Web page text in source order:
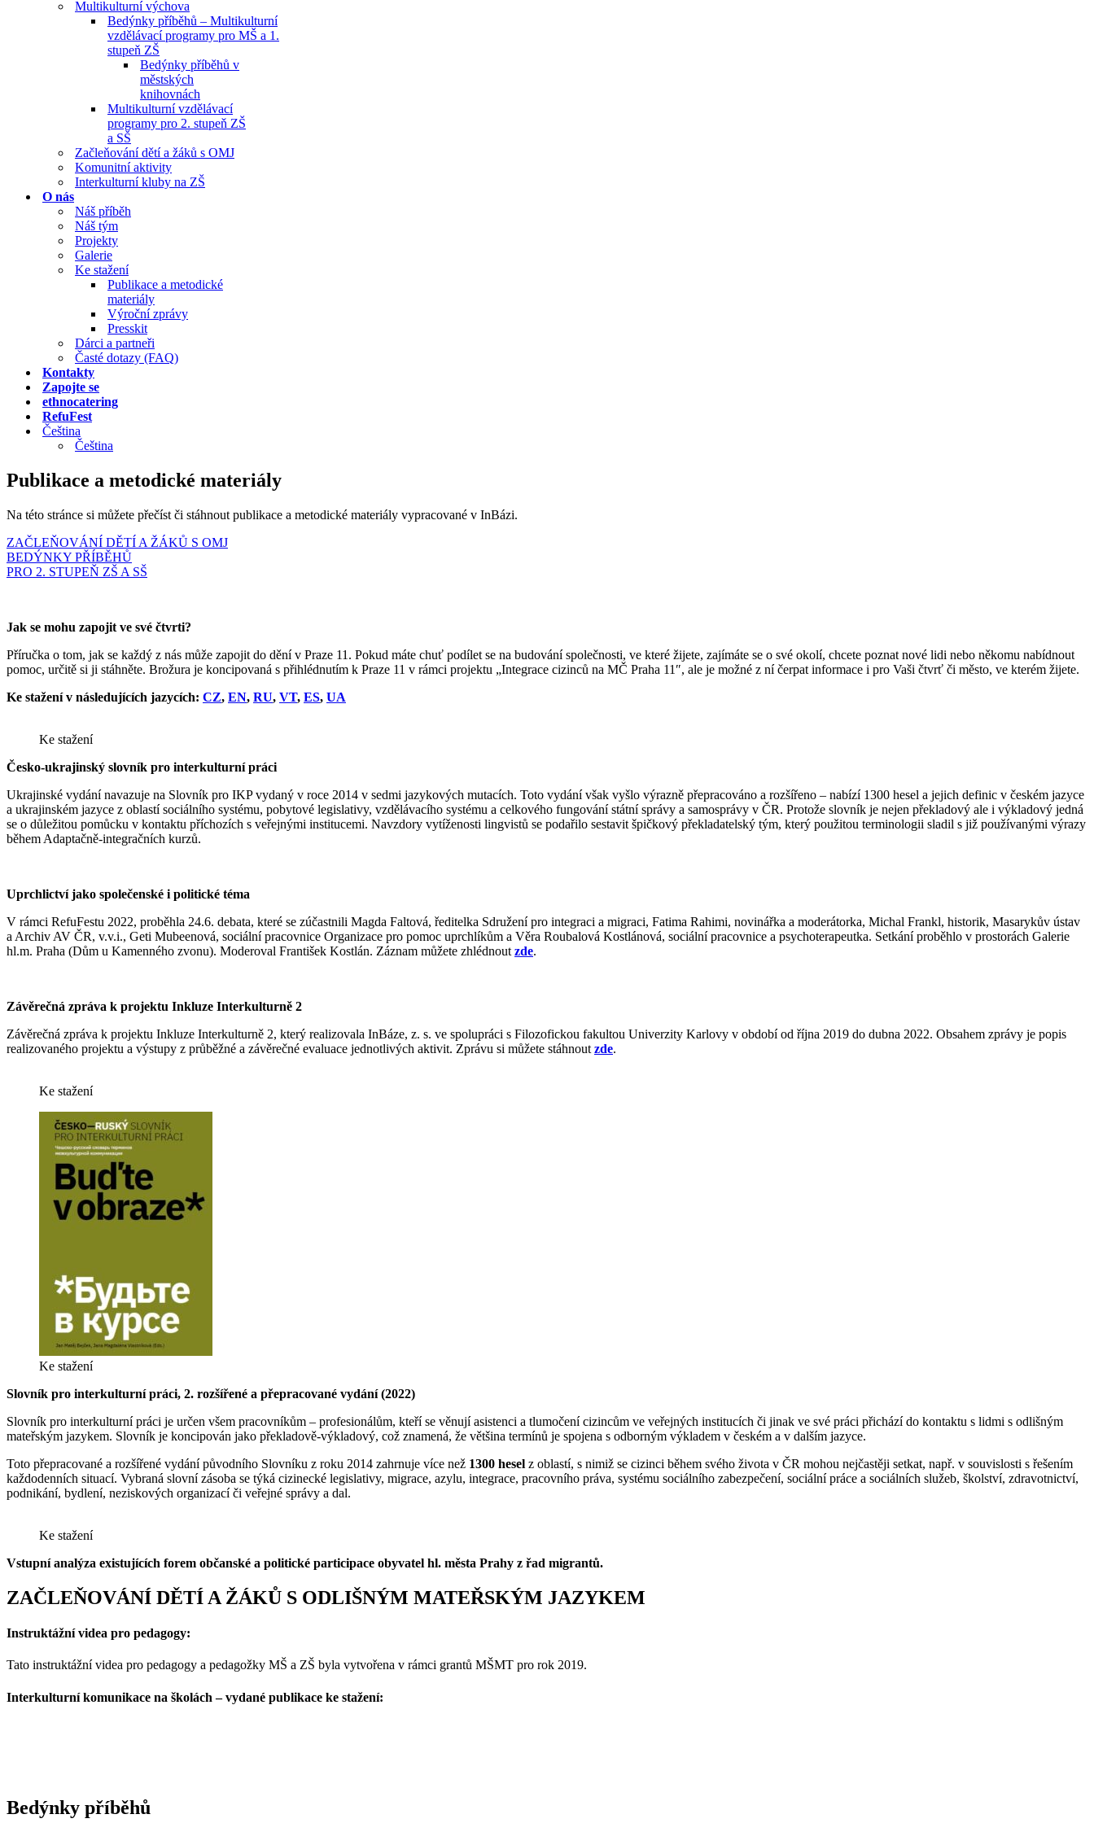
Multikulturní výchova
Bedýnky příběhů – Multikulturní
vzdělávací programy pro MŠ a 1.
stupeň ZŠ
Bedýnky příběhů v
městských
knihovnách
Multikulturní vzdělávací
programy pro 2. stupeň ZŠ
a SŠ
Začleňování dětí a žáků s OMJ
Komunitní aktivity
Interkulturní kluby na ZŠ
O nás
Náš příběh
Náš tým
Projekty
Galerie
Ke stažení
Publikace a metodické
materiály
Výroční zprávy
Presskit
Dárci a partneři
Časté dotazy (FAQ)
Kontakty
Zapojte se
ethnocatering
RefuFest
Čeština
Čeština
Publikace a metodické materiály
Na této stránce si můžete přečíst či stáhnout publikace a metodické materiály vypracované v InBázi.
ZAČLEŇOVÁNÍ DĚTÍ A ŽÁKŮ S OMJ
BEDÝNKY PŘÍBĚHŮ
PRO 2. STUPEŇ ZŠ A SŠ
Jak se mohu zapojit ve své čtvrti?
Příručka o tom, jak se každý z nás může zapojit do dění v Praze 11. Pokud máte chuť podílet se na budování společnosti, ve které žijete, zajímáte se o své okolí, chcete poznat nové lidi nebo někomu nabídnout
pomoc, určitě si ji stáhněte. Brožura je koncipovaná s přihlédnutím k Praze 11 v rámci projektu „Integrace cizinců na MČ Praha 11″, ale je možné z ní čerpat informace i pro Vaši čtvrť či město, ve kterém žijete.
Ke stažení v následujících jazycích: CZ, EN, RU, VT, ES, UA
Ke stažení
Česko-ukrajinský slovník pro interkulturní práci
Ukrajinské vydání navazuje na Slovník pro IKP vydaný v roce 2014 v sedmi jazykových mutacích. Toto vydání však vyšlo výrazně přepracováno a rozšířeno – nabízí 1300 hesel a jejich definic v českém jazyce
a ukrajinském jazyce z oblastí sociálního systému, pobytové legislativy, vzdělávacího systému a celkového fungování státní správy a samosprávy v ČR. Protože slovník je nejen překladový ale i výkladový jedná
se o důležitou pomůcku v kontaktu příchozích s veřejnými institucemi. Navzdory vytíženosti lingvistů se podařilo sestavit špičkový překladatelský tým, který použitou terminologii sladil s již používanými výrazy
během Adaptačně-integračních kurzů.
Uprchlictví jako společenské i politické téma
V rámci RefuFestu 2022, proběhla 24.6. debata, které se zúčastnili Magda Faltová, ředitelka Sdružení pro integraci a migraci, Fatima Rahimi, novinářka a moderátorka, Michal Frankl, historik, Masarykův ústav
a Archiv AV ČR, v.v.i., Geti Mubeenová, sociální pracovnice Organizace pro pomoc uprchlíkům a Věra Roubalová Kostlánová, sociální pracovnice a psychoterapeutka. Setkání proběhlo v prostorách Galerie
hl.m. Praha (Dům u Kamenného zvonu). Moderoval František Kostlán. Záznam můžete zhlédnout zde.
Závěrečná zpráva k projektu Inkluze Interkulturně 2
Závěrečná zpráva k projektu Inkluze Interkulturně 2, který realizovala InBáze, z. s. ve spolupráci s Filozofickou fakultou Univerzity Karlovy v období od října 2019 do dubna 2022. Obsahem zprávy je popis
realizovaného projektu a výstupy z průběžné a závěrečné evaluace jednotlivých aktivit. Zprávu si můžete stáhnout zde.
Ke stažení
Ke stažení
Slovník pro interkulturní práci, 2. rozšířené a přepracované vydání (2022)
Slovník pro interkulturní práci je určen všem pracovníkům – profesionálům, kteří se věnují asistenci a tlumočení cizincům ve veřejných institucích či jinak ve své práci přichází do kontaktu s lidmi s odlišným
mateřským jazykem. Slovník je koncipován jako překladově-výkladový, což znamená, že většina termínů je spojena s odborným výkladem v českém a v dalším jazyce.
Toto přepracované a rozšířené vydání původního Slovníku z roku 2014 zahrnuje více než 1300 hesel z oblastí, s nimiž se cizinci během svého života v ČR mohou nejčastěji setkat, např. v souvislosti s řešením
každodenních situací. Vybraná slovní zásoba se týká cizinecké legislativy, migrace, azylu, integrace, pracovního práva, systému sociálního zabezpečení, sociální práce a sociálních služeb, školství, zdravotnictví,
podnikání, bydlení, neziskových organizací či veřejné správy a dal.
Ke stažení
Vstupní analýza existujících forem občanské a politické participace obyvatel hl. města Prahy z řad migrantů.
ZAČLEŇOVÁNÍ DĚTÍ A ŽÁKŮ S ODLIŠNÝM MATEŘSKÝM JAZYKEM
Instruktážní videa pro pedagogy:
Tato instruktážní videa pro pedagogy a pedagožky MŠ a ZŠ byla vytvořena v rámci grantů MŠMT pro rok 2019.
Interkulturní komunikace na školách – vydané publikace ke stažení:
Bedýnky příběhů